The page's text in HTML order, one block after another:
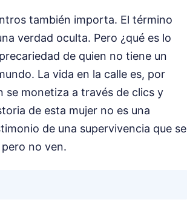
también importa. El término
verdad oculta. Pero ¿qué es lo
de quien no tiene un
La vida en la calle es, por
se monetiza a través de clics y
de esta mujer no es una
de una supervivencia que se
no ven.